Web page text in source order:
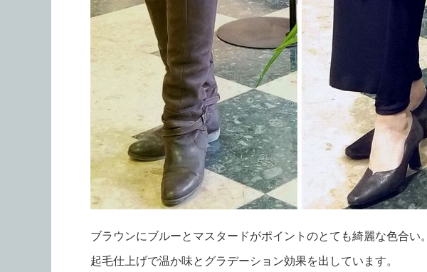
ブラウンにブルーとマスタードがポイントのとても綺麗な色合い。
起毛仕上げで温か味とグラデーション効果を出しています。